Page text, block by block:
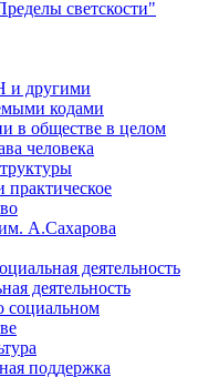
светскости"
и другими
кодами
в обществе в целом
человека
А.Сахарова
деятельность
деятельность
социальном
поддержка